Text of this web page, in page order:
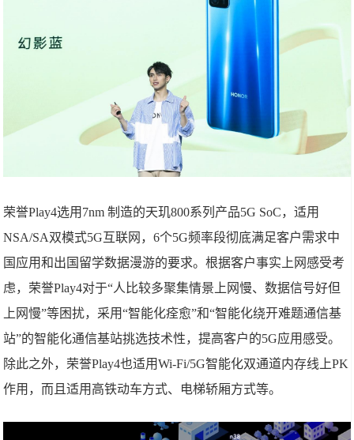
荣誉Play4选用7nm 制造的天玑800系列产品5G SoC，适用
NSA/SA双模式5G互联网，6个5G频率段彻底满足客户需求中
国应用和出国留学数据漫游的要求。根据客户事实上网感受考
虑，荣誉Play4对于“人比较多聚集情景上网慢、数据信号好但
上网慢”等困扰，采用“智能化痊愈”和“智能化绕开难题通信基
站”的智能化通信基站挑选技术性，提高客户的5G应用感受。
除此之外，荣誉Play4也适用Wi-Fi/5G智能化双通道内存线上PK
作用，而且适用高铁动车方式、电梯轿厢方式等。